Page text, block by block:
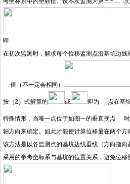
即
在初次监测时，解求每个位移监测点沿基坑边
值（不一定会相同）
按（2）式解算的 或 即为 点在基
特殊情形，当唯一点位于如图一的垂直拐点
轴方向来确定。如此才能使计算位移量在两个
该方法是以各监测点的基坑边线垂线（方向指
采用的参考坐标系与基坑的位置关系，避免位移